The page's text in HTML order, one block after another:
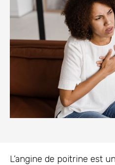
L’angine de poitrine est